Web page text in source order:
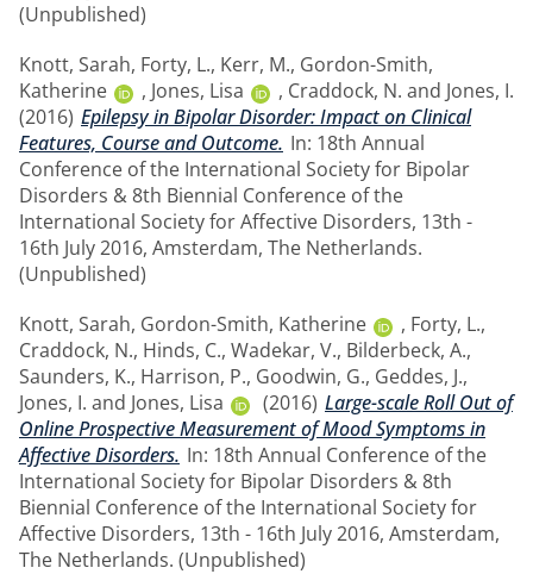
(Unpublished)
Knott, Sarah, Forty, L., Kerr, M., Gordon-Smith,
Katherine
, Jones, Lisa , Craddock, N. and Jones, I.
(2016) Epilepsy in Bipolar Disorder: Impact on Clinical
Features, Course and Outcome. In: 18th Annual
Conference of the International Society for Bipolar
Disorders & 8th Biennial Conference of the
International Society for Affective Disorders, 13th -
16th July 2016, Amsterdam, The Netherlands.
(Unpublished)
Knott, Sarah, Gordon-Smith, Katherine , Forty, L.,
Craddock, N., Hinds, C., Wadekar, V., Bilderbeck, A.,
Saunders, K., Harrison, P., Goodwin, G., Geddes, J.,
Jones, I. and Jones, Lisa (2016) Large-scale Roll Out of
Online Prospective Measurement of Mood Symptoms in
Affective Disorders. In: 18th Annual Conference of the
International Society for Bipolar Disorders & 8th
Biennial Conference of the International Society for
Affective Disorders, 13th - 16th July 2016, Amsterdam,
The Netherlands. (Unpublished)